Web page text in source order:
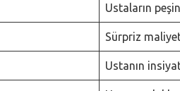
Ustaların
Sürpriz
Ustanın